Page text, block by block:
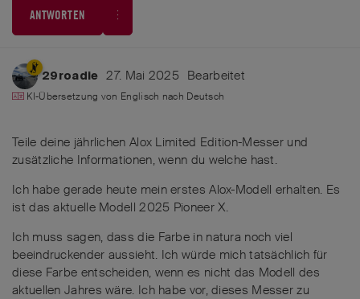
ANTWORTEN
29roadie 27. Mai 2025 Bearbeitet
KI-Übersetzung von Englisch nach Deutsch
Teile deine jährlichen Alox Limited Edition-Messer und
zusätzliche Informationen, wenn du welche hast.
Ich habe gerade heute mein erstes Alox-Modell erhalten. Es
ist das aktuelle Modell 2025 Pioneer X.
Ich muss sagen, dass die Farbe in natura noch viel
beeindruckender aussieht. Ich würde mich tatsächlich für
diese Farbe entscheiden, wenn es nicht das Modell des
aktuellen Jahres wäre. Ich habe vor, dieses Messer zu